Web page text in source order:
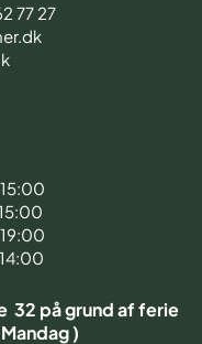
77 27
32 på grund af ferie
)